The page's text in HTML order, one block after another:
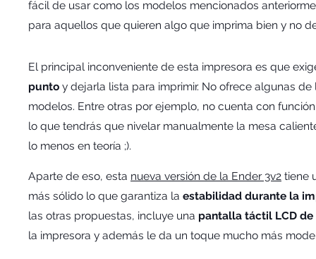
fácil de usar como los modelos mencionados
para aquellos que quieren algo que imprima bien y no
El principal inconveniente de esta impresora es que
punto y dejarla lista para imprimir. No ofrece algunas
modelos. Entre otras por ejemplo, no cuenta con
lo que tendrás que nivelar manualmente la mesa
lo menos en teoría ;).
Aparte de eso, esta nueva versión de la Ender 3v2 tiene
más sólido lo que garantiza la estabilidad durante la
las otras propuestas, incluye una pantalla táctil LCD
la impresora y además le da un toque mucho más